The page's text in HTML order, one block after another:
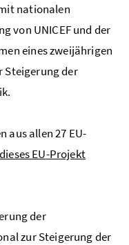
nationalen
von UNICEFund der
eines zweijährigen
Steigerung der
aus allen 27 EU-
EU-Projekt
der
zur Steigerung der